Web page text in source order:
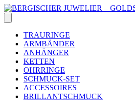
Skip
to
content
TRAURINGE
ARMBÄNDER
ANHÄNGER
KETTEN
OHRRINGE
SCHMUCK-SET
ACCESSOIRES
BRILLANTSCHMUCK